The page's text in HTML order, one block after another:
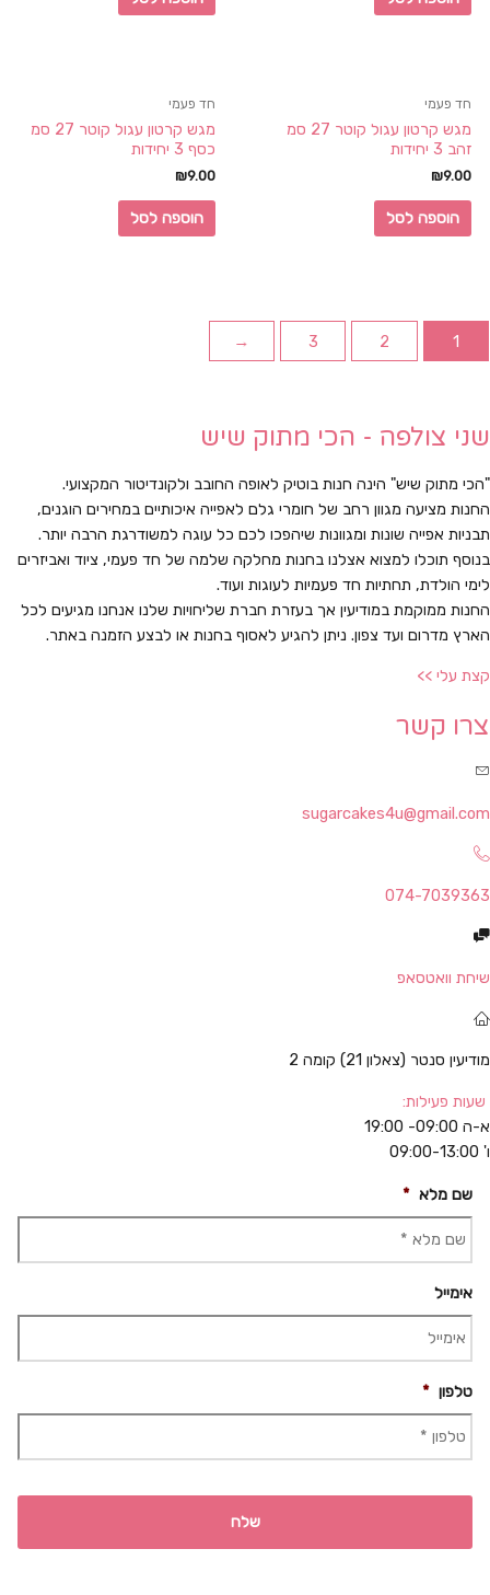
חד פעמי
מגש קרטון עגול קוטר 27 סמ
זהב 3 יחידות
₪9.00
הוספה לסל
חד פעמי
מגש קרטון עגול קוטר 27 סמ
כסף 3 יחידות
₪9.00
הוספה לסל
1
2
3
←
צולפה - הכי מתוק שיש
מתוק שיש" הינה חנות בוטיק לאופה החובב ולקונדיטור המקצועי.
מציעה מגוון רחב של חומרי גלם לאפייה איכותיים במחירים הוגנים,
אפייה שונות ומגוונות שיהפכו לכם כל עוגה למשודרגת הרבה יותר.
תוכלו למצוא אצלנו בחנות מחלקה שלמה של חד פעמי, ציוד ואביזרים
הולדת, תחתיות חד פעמיות לעוגות ועוד.
ממוקמת במודיעין אך בעזרת חברת שליחויות שלנו אנחנו מגיעים לכל
מדרום ועד צפון. ניתן להגיע לאסוף בחנות או לבצע הזמנה באתר.
עלי >>
קשר
074-
וואטסאפ
סנטר (צאלון 21) קומה 2
פעילות:
19:00
שם מלא *
אימייל
טלפון *